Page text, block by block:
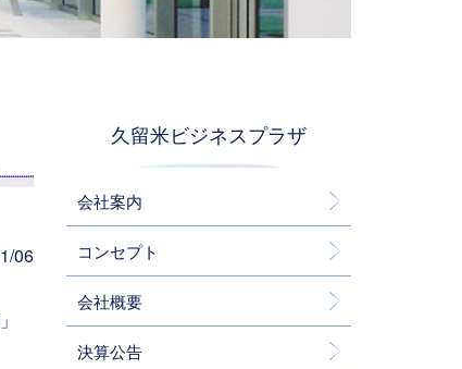
06
久留米ビジネスプラザ
会社案内
コンセプト
会社概要
決算公告